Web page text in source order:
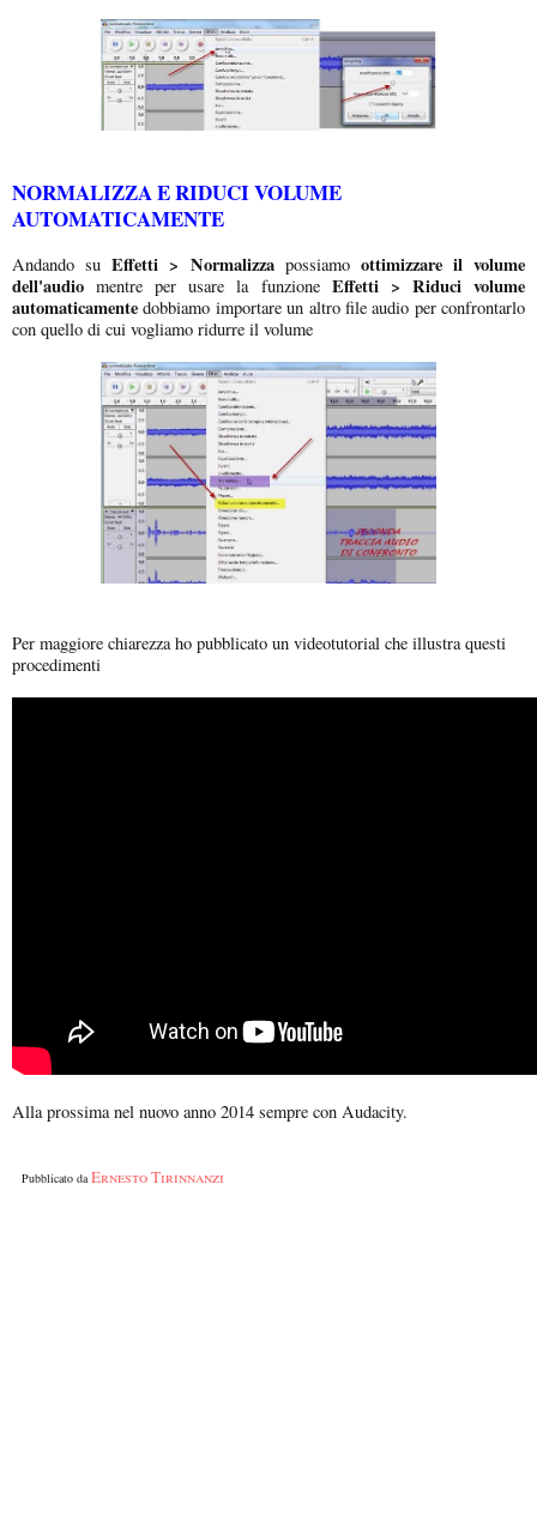
NORMALIZZA E RIDUCI VOLUME
AUTOMATICAMENTE
Andando suEffetti > Normalizzapossiamo ottimizzare il volume
dell'audio mentre per usare la funzione Effetti > Riduci volume
automaticamente dobbiamo importare un altro file audio per confrontarlo
con quello di cui vogliamo ridurre il volume
Per maggiore chiarezza ho pubblicato un videotutorial che illustra questi
procedimenti
Alla prossima nel nuovo anno 2014 sempre con Audacity.
Pubblicato daErnesto Tirinnanzi